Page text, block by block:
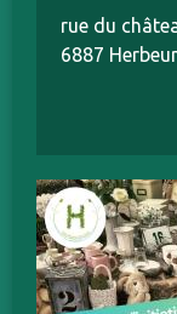
rue du
6887